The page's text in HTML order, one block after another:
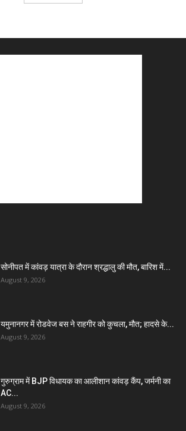
सोनीपत में कांवड़ यात्रा के दौरान श्रद्धालु की मौत, बारिश में...
August 9, 2026
यमुनानगर में रोडवेज बस ने राहगीर को कुचला, मौत; हादसे के...
August 9, 2026
गुरुग्राम में BJP विधायक का आलीशान कांवड़ कैंप, जर्मनी का
AC...
August 9, 2026